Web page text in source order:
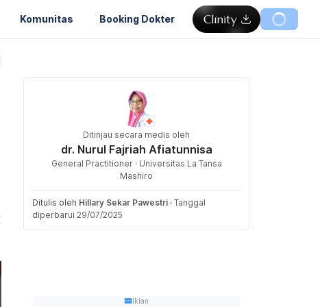
Komunitas Booking Dokter
Ditinjau secara medis oleh
dr. Nurul Fajriah Afiatunnisa
General Practitioner · Universitas La Tansa
Mashiro
Ditulis oleh Hillary Sekar Pawestri · Tanggal
diperbarui 29/07/2025
Iklan